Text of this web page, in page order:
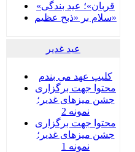
«قربان»؛ عید بندگی
سلام بر «ذبح عظیم»
عید غدير
کلیپ عهد می بندم
محتوا جهت برگزاری
جشن میزهای غدیر؛
نمونه 2
محتوا جهت برگزاری
جشن میزهای غدیر؛
نمونه 1